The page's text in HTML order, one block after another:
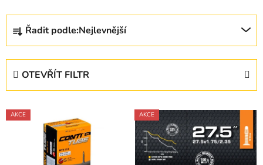
Ř
z
p
Řadit podle:Nejlevnější
OTEVŘÍT FILTR
V
ý
AKCE AKCE